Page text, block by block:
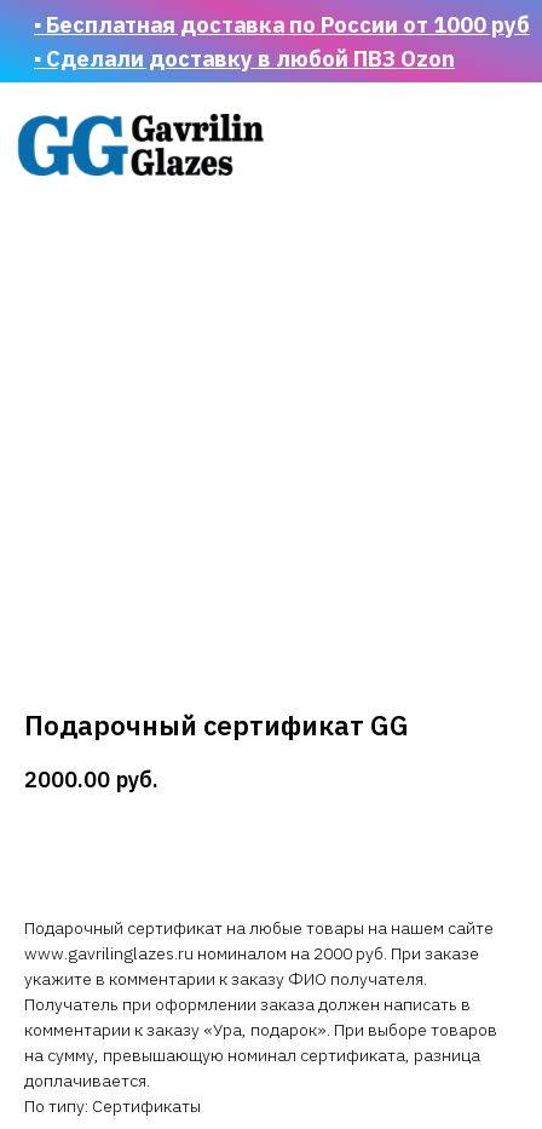
▪ Бесплатная доставка по России от 1000 руб
▪ Сделали доставку в любой ПВЗ Ozon
Подарочный сертификат GG
2000.00 руб.
Подарочный сертификат на любые товары на нашем сайте
www.gavrilinglazes.ru номиналом на 2000 руб. При заказе
укажите в комментарии к заказу ФИО получателя.
Получатель при оформлении заказа должен написать в
комментарии к заказу «Ура, подарок». При выборе товаров
на сумму, превышающую номинал сертификата, разница
доплачивается.
По типу: Сертификаты